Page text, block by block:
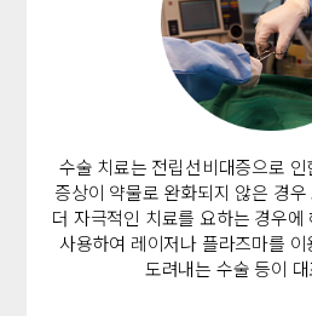
수술 치료는 전립선비대증으로
증상이 약물로 완화되지 않은 경
더 자극적인 치료를 요하는 경우에
사용하여 레이저나 플라즈마를
도려내는 수술 등이